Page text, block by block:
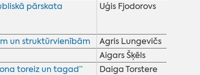
pārskata
Uģis Fjodorovs
un struktūrvienībām
Agris Lungevičs
Aigars Šķēls
toreiz un tagad”
Daiga Torstere